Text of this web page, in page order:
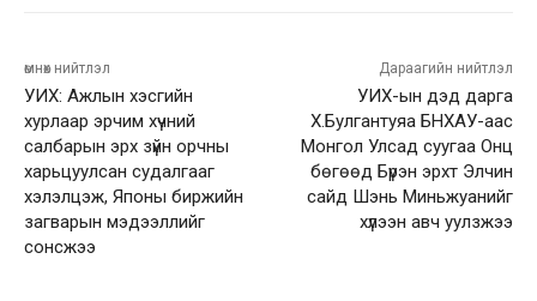
өмнөх нийтлэл
УИХ: Ажлын хэсгийн
хурлаар эрчим хүчний
салбарын эрх зүйн орчны
харьцуулсан судалгааг
хэлэлцэж, Японы биржийн
загварын мэдээллийг
сонсжээ
Дараагийн нийтлэл
УИХ-ын дэд дарга
Х.Булгантуяа БНХАУ-аас
Монгол Улсад суугаа Онц
бөгөөд Бүрэн эрхт Элчин
сайд Шэнь Миньжуанийг
хүлээн авч уулзжээ